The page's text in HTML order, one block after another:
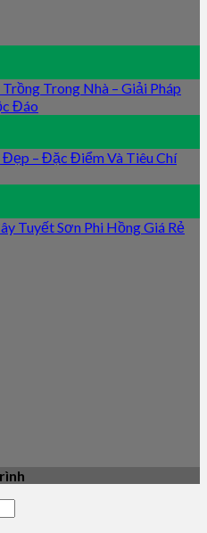
Trong Nhà – Giải Pháp
Đáo
– Đặc Điểm Và Tiêu Chí
Tuyết Sơn Phi Hồng Giá Rẻ